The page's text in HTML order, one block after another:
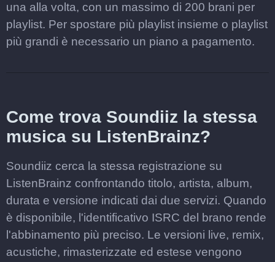
una alla volta, con un massimo di 200 brani per
playlist. Per spostare più playlist insieme o playlist
più grandi è necessario un piano a pagamento.
Come trova Soundiiz la stessa
musica su ListenBrainz?
Soundiiz cerca la stessa registrazione su
ListenBrainz confrontando titolo, artista, album,
durata e versione indicati dai due servizi. Quando
è disponibile, l'identificativo ISRC del brano rende
l'abbinamento più preciso. Le versioni live, remix,
acustiche, rimasterizzate ed estese vengono